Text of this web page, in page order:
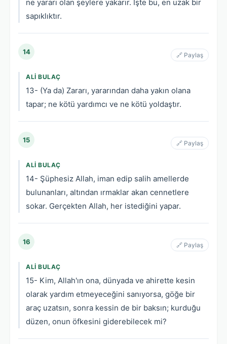
ne yararı olan şeylere yakarır. İşte bu, en uzak bir
sapıklıktır.
14 🔗 Paylaş
ALI BULAÇ
13- (Ya da) Zararı, yararından daha yakın olana
tapar; ne kötü yardımcı ve ne kötü yoldaştır.
15 🔗 Paylaş
ALI BULAÇ
14- Şüphesiz Allah, iman edip salih amellerde
bulunanları, altından ırmaklar akan cennetlere
sokar. Gerçekten Allah, her istediğini yapar.
16 🔗 Paylaş
ALI BULAÇ
15- Kim, Allah'ın ona, dünyada ve ahirette kesin
olarak yardım etmeyeceğini sanıyorsa, göğe bir
araç uzatsın, sonra kessin de bir baksın; kurduğu
düzen, onun öfkesini giderebilecek mi?